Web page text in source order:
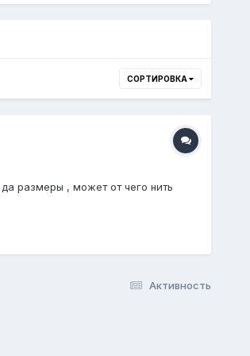
СОРТИРОВКА
размеры , может от чего нить
Активность